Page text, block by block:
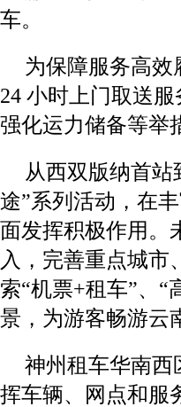
车。
为保障服务高
24 小时上门取送
强化运力储备等举
从西双版纳首
途”系列活动，在
面发挥积极作用。
入，完善重点城市
索“机票+租车”、“
景，为游客畅游云
神州租车华南西
挥车辆、网点和服